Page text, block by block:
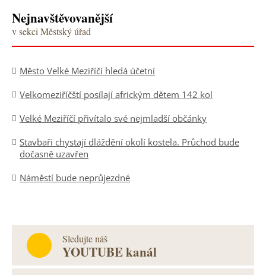
Nejnavštěvovanější
v sekci Městský úřad
Město Velké Meziříčí hledá účetní
Velkomeziříčští posílají africkým dětem 142 kol
Velké Meziříčí přivítalo své nejmladší občánky
Stavbaři chystají dláždění okolí kostela. Průchod bude
dočasně uzavřen
Náměstí bude neprůjezdné
Sledujte náš
YOUTUBE kanál